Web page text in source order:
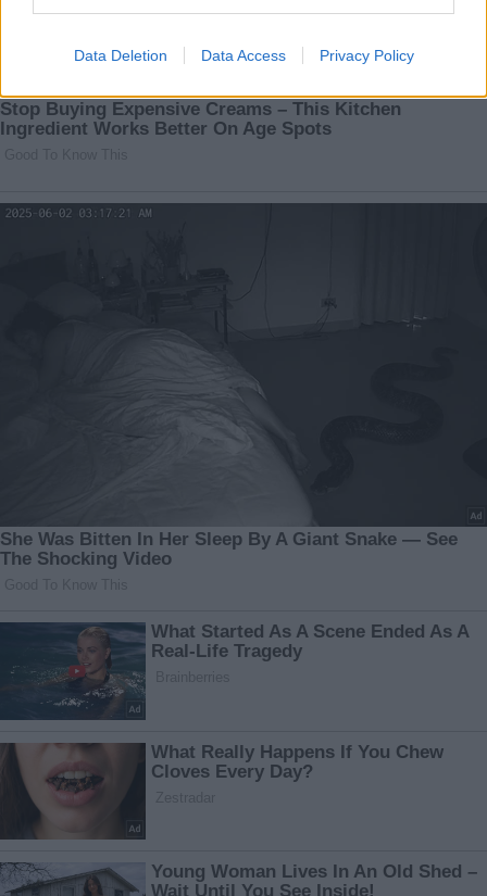
Data Deletion Data Access Privacy Policy